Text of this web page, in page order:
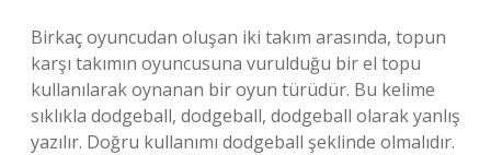
Birkaç oyuncudan oluşan iki takım arasında, topun
karşı takımın oyuncusuna vurulduğu bir el topu
kullanılarak oynanan bir oyun türüdür. Bu kelime
sıklıkla dodgeball, dodgeball, dodgeball olarak yanlış
yazılır. Doğru kullanımı dodgeball şeklinde olmalıdır.